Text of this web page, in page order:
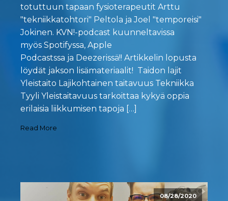
totuttuun tapaan fysioterapeutit Arttu
"tekniikkatohtori" Peltola ja Joel "temporeisi"
Jokinen. KVN!-podcast kuunneltavissa
myös Spotifyssa, Apple
Podcastssa ja Deezerissä!! Artikkelin lopusta
löydät jakson lisämateriaalit! Taidon lajit
Yleistaito Lajikohtainen taitavuus Tekniikka
Tyyli Yleistaitavuus tarkoittaa kykyä oppia
erilaisia liikkumisen tapoja […]
Read More
08/28/2020